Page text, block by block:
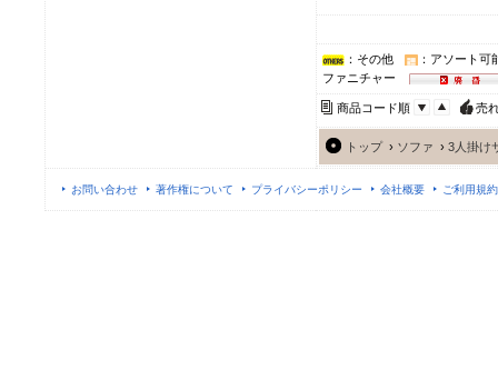
：その他
：アソート可
ファニチャー
商品コード順 売
トップ› ソファ › 3人掛け
お問い合わせ 著作権について プライバシーポリシー 会社概要 ご利用規約